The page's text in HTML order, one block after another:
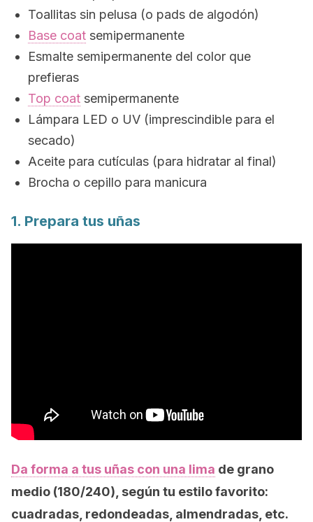
Toallitas sin pelusa (o pads de algodón)
Base coat semipermanente
Esmalte semipermanente del color que
prefieras
Top coat semipermanente
Lámpara LED o UV (imprescindible para el
secado)
Aceite para cutículas (para hidratar al final)
Brocha o cepillo para manicura
1. Prepara tus uñas
Da forma a tus uñas con una lima de grano
medio (180/240), según tu estilo favorito:
cuadradas, redondeadas, almendradas, etc.